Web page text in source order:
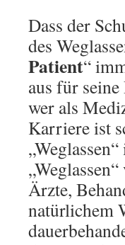
Dass der
des
Patient“
aus für
wer als
Karriere ist
Ärzte,
natürlichem